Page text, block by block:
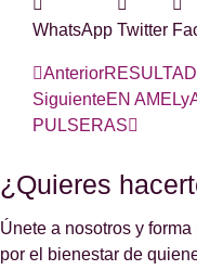
WhatsApp Twitter
Anterior
SiguienteEN
PULSERAS
¿Quieres
Únete a nosotros y
por el bienestar de